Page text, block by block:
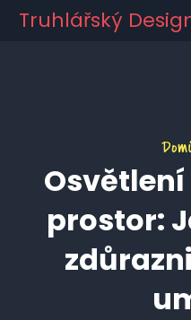
Truhlářský
prostor: